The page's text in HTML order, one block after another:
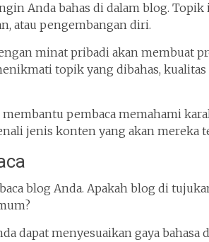
Anda bahas di dalam blog. Topik
atau pengembangan diri.
minat pribadi akan membuat
topik yang dibahas, kualitas
pembaca memahami
jenis konten yang akan mereka
blog Anda. Apakah blog di
dapat menyesuaikan gaya bahasa